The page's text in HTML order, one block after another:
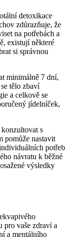
detoxikace
zdůrazňuje, že
na potřebách a
existují některé
si správnou
minimálně 7 dní,
tělo zbaví
a celkově se
jídelníček,
s
pomůže nastavit
potřeb
návratu k běžné
výsledky
pro vaše zdraví a
a mentálního